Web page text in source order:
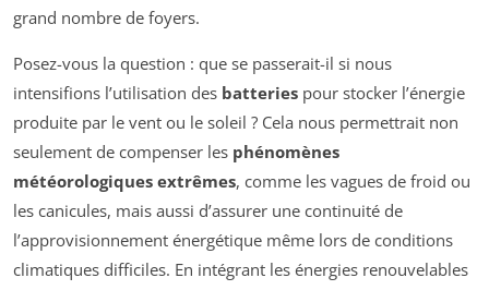
grand nombre de foyers.
Posez-vous la question : que se passerait-il si nous
intensifions l’utilisation des batteries pour stocker l’énergie
produite par le vent ou le soleil ? Cela nous permettrait non
seulement de compenser les phénomènes
météorologiques extrêmes, comme les vagues de froid ou
les canicules, mais aussi d’assurer une continuité de
l’approvisionnement énergétique même lors de conditions
climatiques difficiles. En intégrant les énergies renouvelables